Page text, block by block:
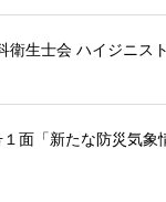
衛生士会 ハイジニス
面「新たな防災気象